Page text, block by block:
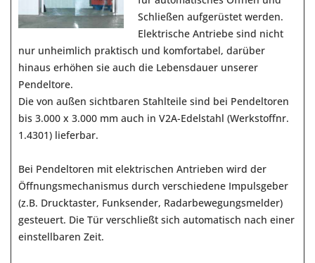
Schließen aufgerüstet werden.
Elektrische Antriebe sind nicht
nur unheimlich praktisch und komfortabel, darüber
hinaus erhöhen sie auch die Lebensdauer unserer
Pendeltore.
Die von außen sichtbaren Stahlteile sind bei Pendeltoren
bis 3.000 x 3.000 mm auch in V2A-Edelstahl (Werkstoffnr.
1.4301) lieferbar.
Bei Pendeltoren mit elektrischen Antrieben wird der
Öffnungsmechanismus durch verschiedene Impulsgeber
(z.B. Drucktaster, Funksender, Radarbewegungsmelder)
gesteuert. Die Tür verschließt sich automatisch nach einer
einstellbaren Zeit.